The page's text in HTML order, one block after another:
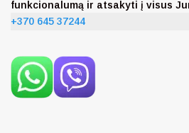
funkcionalumą ir atsakyti į visus
+370 645 37244